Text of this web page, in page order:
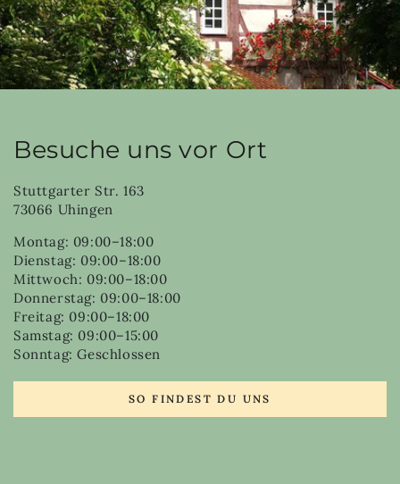
Besuche uns vor Ort
Stuttgarter Str. 163
73066 Uhingen
Montag: 09:00–18:00
Dienstag: 09:00–18:00
Mittwoch: 09:00–18:00
Donnerstag: 09:00–18:00
Freitag: 09:00–18:00
Samstag: 09:00–15:00
Sonntag: Geschlossen
SO FINDEST DU UNS